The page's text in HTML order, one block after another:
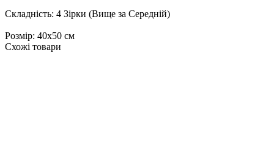
Складність: 4 Зірки (Вище за Середній)
Розмір: 40х50 см
Схожі товари